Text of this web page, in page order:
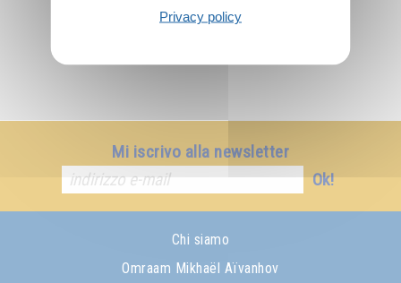
Mi iscrivo alla newsletter
Ok!
Chi siamo
Omraam Mikhaël Aïvanhov
Privacy policy